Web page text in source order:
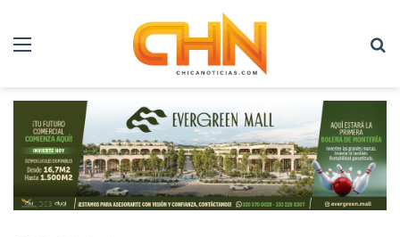
Menú